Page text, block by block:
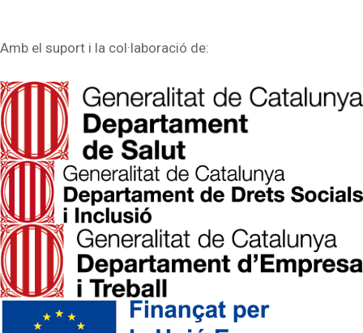
Amb el suport i la col·laboració de: